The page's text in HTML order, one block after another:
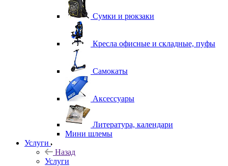
Сумки и рюкзаки
Кресла офисные и складные, пуфы
Самокаты
Аксессуары
Литература, календари
Мини шлемы
Услуги
Назад
Услуги